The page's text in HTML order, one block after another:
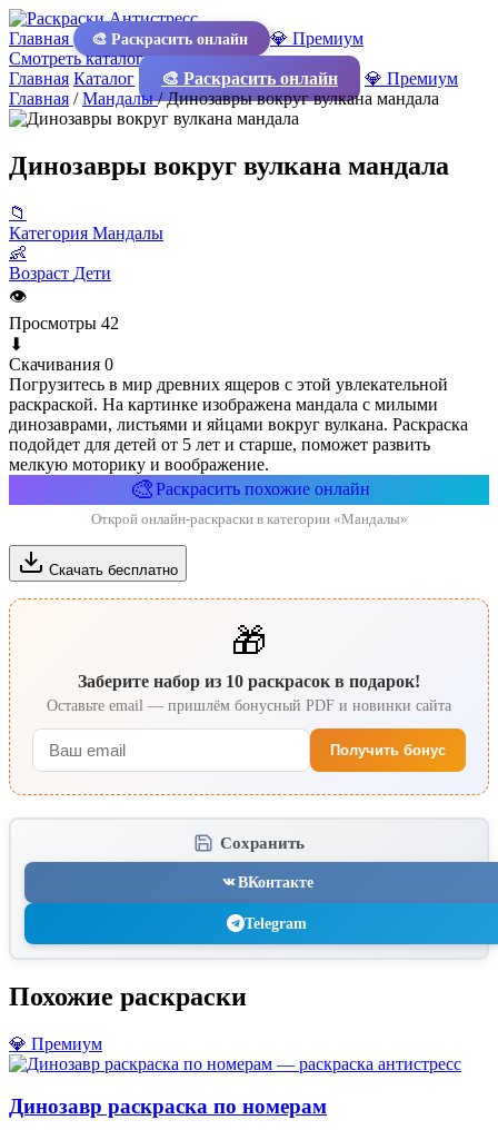
Главная 🎨 Раскрасить онлайн
💎 Премиум
Смотреть каталог
Главная Каталог 🎨 Раскрасить онлайн
💎 Премиум
Главная /Мандалы/Динозавры вокруг вулкана мандала
Динозавры вокруг вулкана мандала
📁
Категория Мандалы
👶
Возраст Дети
👁
Просмотры 42
⬇
Скачивания 0
Погрузитесь в мир древних ящеров с этой увлекательной
раскраской. На картинке изображена мандала с милыми
динозаврами, листьями и яйцами вокруг вулкана. Раскраска
подойдет для детей от 5 лет и старше, поможет развить
мелкую моторику и воображение.
🎨Раскрасить похожие онлайн
Открой онлайн-раскраски в категории «Мандалы»
Скачать бесплатно
🎁
Заберите набор из 10 раскрасок в подарок!
Оставьте email — пришлём бонусный PDF и новинки сайта
Получить бонус
Сохранить
ВКонтакте
Telegram
Похожие раскраски
💎 Премиум
Динозавр раскраска по номерам